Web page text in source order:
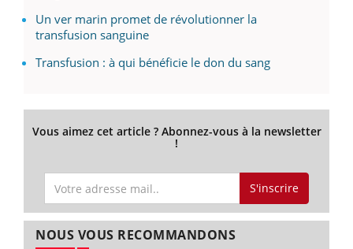
Un ver marin promet de révolutionner la
transfusion sanguine
Transfusion : à qui bénéficie le don du sang
Vous aimez cet article ? Abonnez-vous à la newsletter
!
S'inscrire
NOUS VOUS RECOMMANDONS